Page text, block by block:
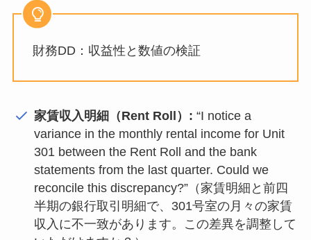
財務DD：収益性と数値の検証
家賃収入明細（Rent Roll）: “I notice a
variance in the monthly rental income for Unit
301 between the Rent Roll and the bank
statements from the last quarter. Could we
reconcile this discrepancy?”（家賃明細と前四
半期の銀行取引明細で、301号室の月々の家賃
収入に不一致があります。この差異を調整して